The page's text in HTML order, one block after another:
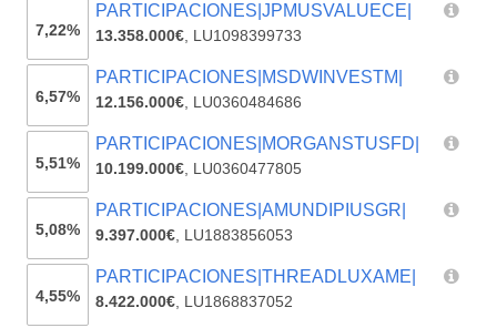
7,22%
PARTICIPACIONES|JPMUSVALUECE|
13.358.000€, LU1098399733
6,57%
PARTICIPACIONES|MSDWINVESTM|
12.156.000€, LU0360484686
5,51%
PARTICIPACIONES|MORGANSTUSFD|
10.199.000€, LU0360477805
5,08%
PARTICIPACIONES|AMUNDIPIUSGR|
9.397.000€, LU1883856053
4,55%
PARTICIPACIONES|THREADLUXAME|
8.422.000€, LU1868837052